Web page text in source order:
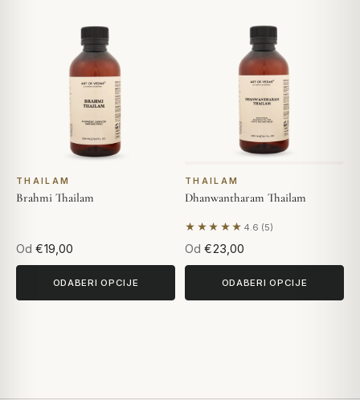
THAILAM
Brahmi Thailam
Od €19,00
ODABERI OPCIJE
THAILAM
Dhanwantharam Thailam
★★★★★ 4.6 (5)
Na temelju 5 recenzija
Od €23,00
ODABERI OPCIJE